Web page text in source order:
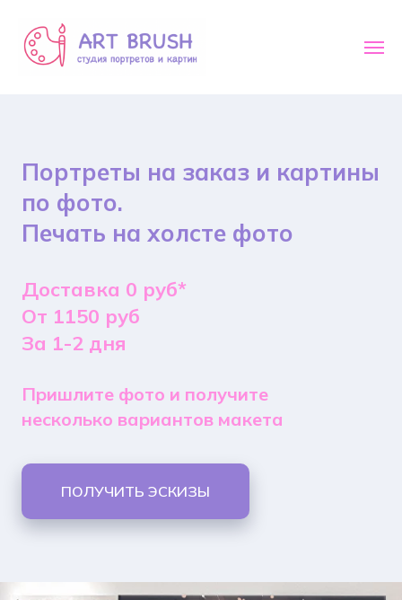
Портреты на заказ и картины
по фото.
Печать на холсте фото
Доставка 0 руб*
От 1150 руб
За 1-2 дня
Пришлите фото и получите
несколько вариантов макета
ПОЛУЧИТЬ ЭСКИЗЫ